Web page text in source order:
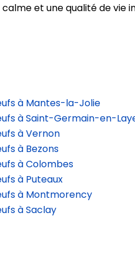
et une qualité de vie
à Mantes-la-Jolie
à Saint-Germain-en-
à Vernon
à Bezons
à Colombes
à Puteaux
à Montmorency
à Saclay